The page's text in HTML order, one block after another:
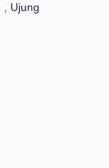
, Ujung